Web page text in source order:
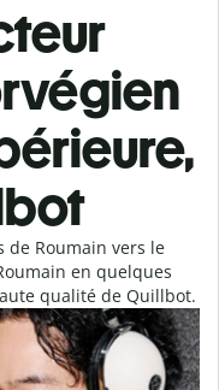
de Roumain vers le
en quelques
qualité de Quillbot.